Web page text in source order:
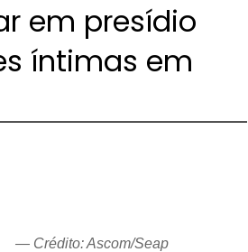
em presídio
íntimas em
— Crédito: Ascom/Seap